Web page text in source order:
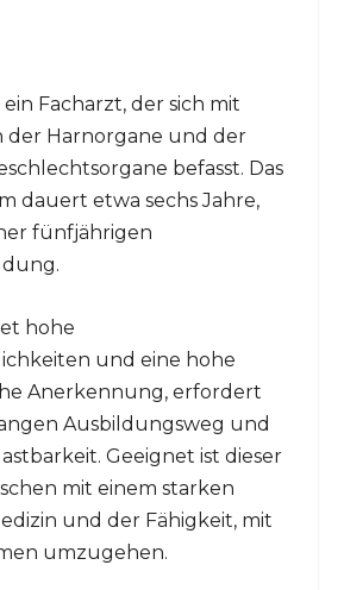
Facharzt, der sich mit
der Harnorgane und der
befasst. Das
dauert etwa sechs Jahre,
fünfjährigen
hohe
und eine hohe
Anerkennung, erfordert
Ausbildungsweg und
Geeignet ist dieser
mit einem starken
und der Fähigkeit, mit
umzugehen.